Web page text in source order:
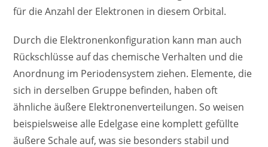
für die Anzahl der Elektronen in diesem Orbital.
Durch die Elektronenkonfiguration kann man auch
Rückschlüsse auf das chemische Verhalten und die
Anordnung im Periodensystem ziehen. Elemente, die
sich in derselben Gruppe befinden, haben oft
ähnliche äußere Elektronenverteilungen. So weisen
beispielsweise alle Edelgase eine komplett gefüllte
äußere Schale auf, was sie besonders stabil und